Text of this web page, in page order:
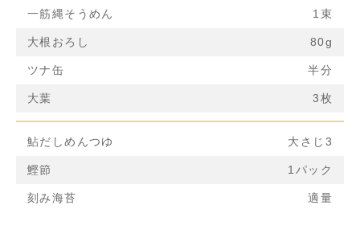
一筋縄そうめん 1束
大根おろし 80g
ツナ缶 半分
大葉 3枚
鮎だしめんつゆ 大さじ3
鰹節 1パック
刻み海苔 適量